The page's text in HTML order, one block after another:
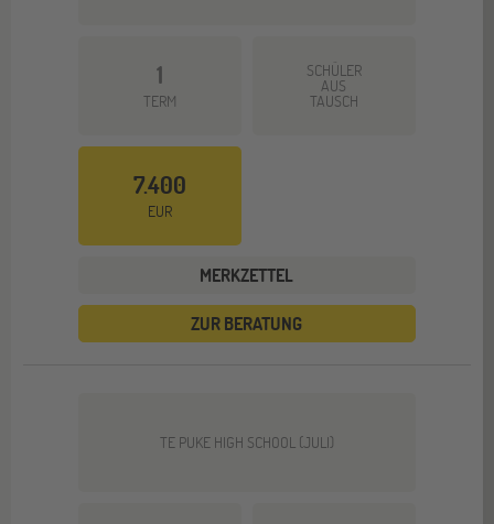
1
TERM
SCHÜLER
AUS
TAUSCH
7.400
EUR
MERKZETTEL
ZUR BERATUNG
TE PUKE HIGH SCHOOL (JULI)